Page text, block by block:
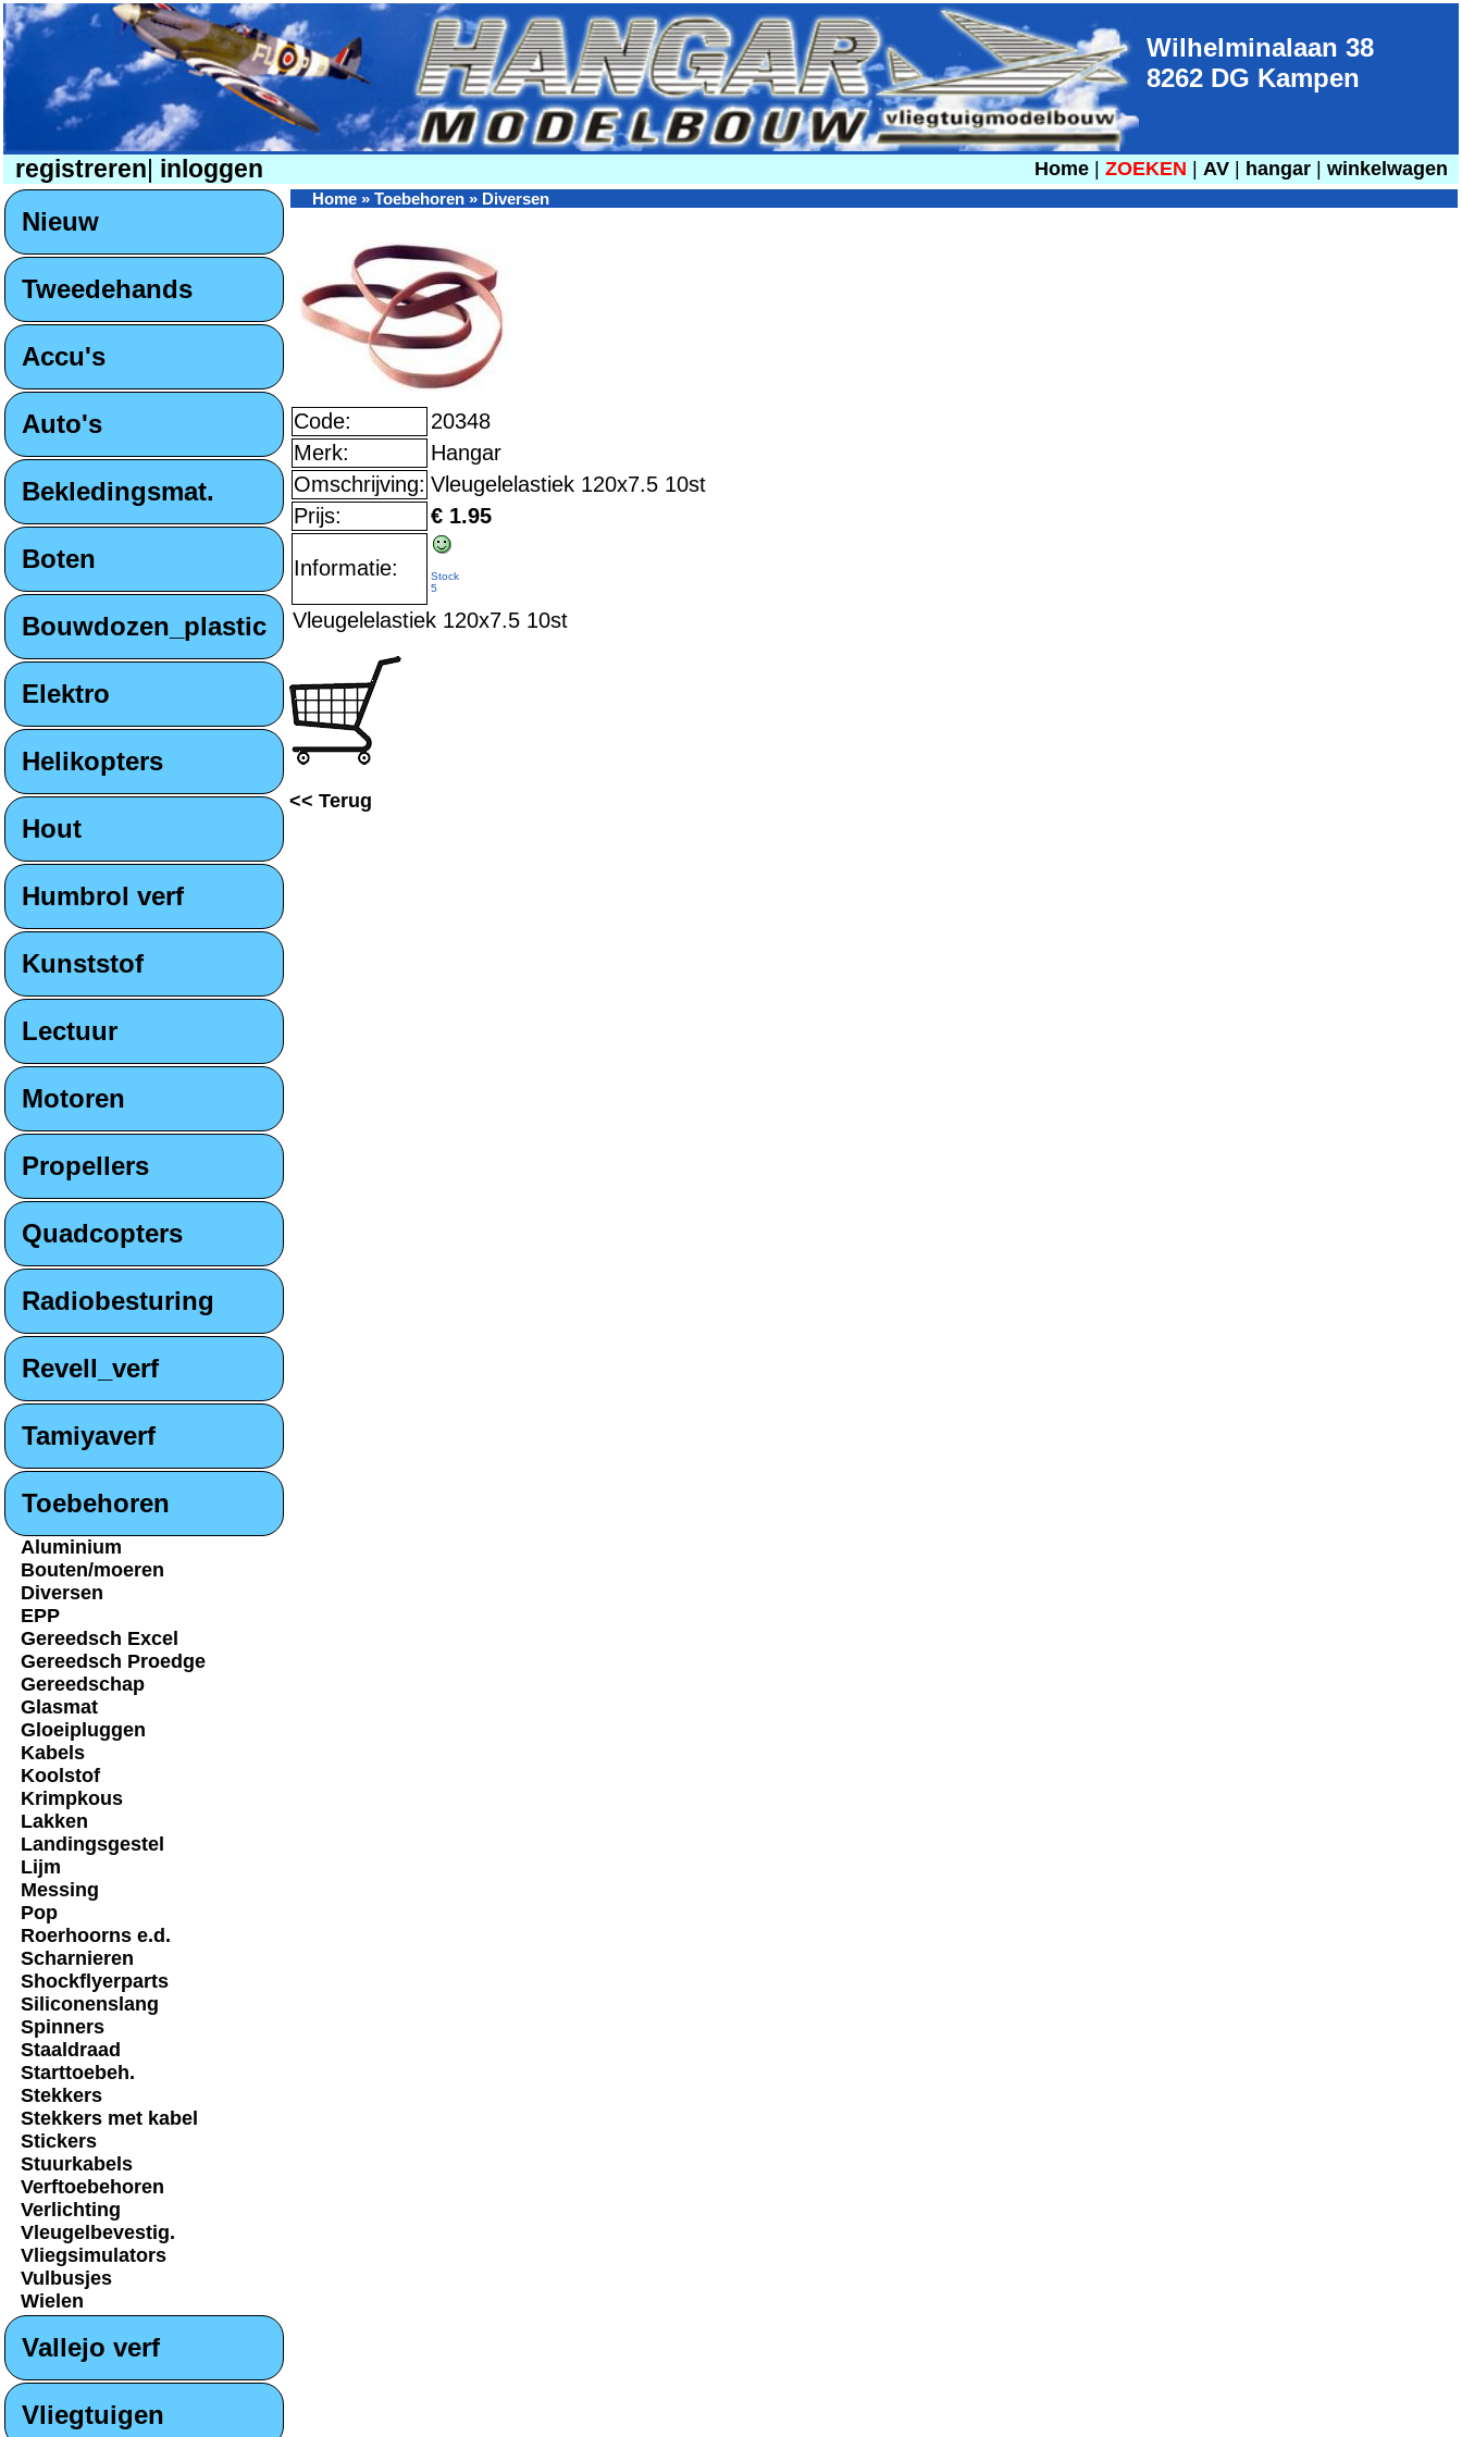
Wilhelminalaan 38
8262 DG Kampen
registreren inloggen Home ZOEKEN AV hangar winkelwagen
Nieuw
Tweedehands
Accu's
Auto's
Bekledingsmat.
Boten
Bouwdozen_plastic
Elektro
Helikopters
Hout
Humbrol verf
Kunststof
Lectuur
Motoren
Propellers
Quadcopters
Radiobesturing
Revell_verf
Tamiyaverf
Toebehoren
Aluminium
Bouten/moeren
Diversen
EPP
Gereedsch Excel
Gereedsch Proedge
Gereedschap
Glasmat
Gloeipluggen
Kabels
Koolstof
Krimpkous
Lakken
Landingsgestel
Lijm
Messing
Pop
Roerhoorns e.d.
Scharnieren
Shockflyerparts
Siliconenslang
Spinners
Staaldraad
Starttoebeh.
Stekkers
Stekkers met kabel
Stickers
Stuurkabels
Verftoebehoren
Verlichting
Vleugelbevestig.
Vliegsimulators
Vulbusjes
Wielen
Vallejo verf
Vliegtuigen
Home » Toebehoren » Diversen
Code:
20348
Merk:
Hangar
Omschrijving: Vleugelelastiek 120x7.5 10st
Prijs:
€ 1.95
Informatie:
Stock
5
Vleugelelastiek 120x7.5 10st
<< Terug